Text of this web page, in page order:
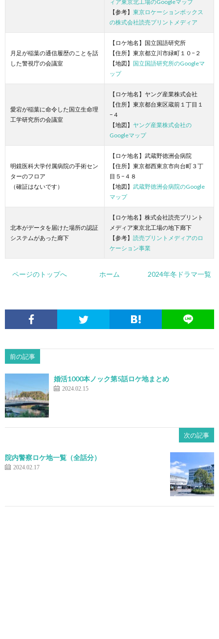
ィア東京北工場のGoogleマップ
【参考】 東京ロケーションボックス
の株式会社読売プリントメディア
月足が稲葉の通信履歴のことを話
した警視庁の会議室
【ロケ地名】国立国語研究所
【住所】東京都立川市緑町１０−２
【地図】 国立国語研究所のGoogleマ
ップ
愛宕が稲葉に命令した国立生命理
工学研究所の会議室
【ロケ地名】ヤング産業株式会社
【住所】東京都台東区蔵前１丁目１
−４
【地図】 ヤング産業株式会社の
Googleマップ
明鏡医科大学付属病院の手術セン
ターのフロア
（確証はないです）
【ロケ地名】武蔵野徳洲会病院
【住所】東京都西東京市向台町３丁
目５−４８
【地図】 武蔵野徳洲会病院のGoogle
マップ
北本がデータを届けた場所の認証
システムがあった廊下
【ロケ地名】株式会社読売プリント
メディア東京北工場の地下廊下
【参考】 読売プリントメディアのロ
ケーション事業
ページのトップへ ホーム 2024年冬ドラマ一覧
前の記事
婚活1000本ノック第5話ロケ地まとめ
2024.02.15
次の記事
院内警察ロケ地一覧（全話分）
2024.02.17